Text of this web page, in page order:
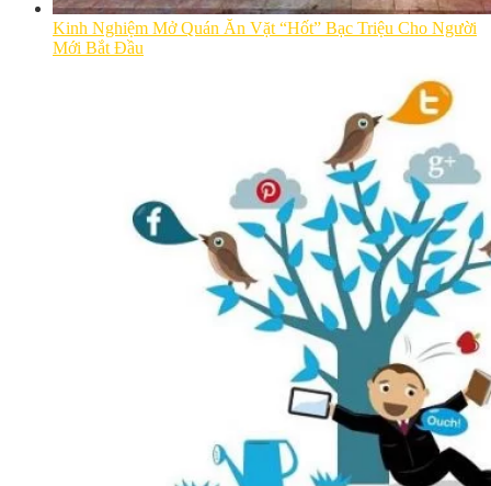
Kinh Nghiệm Mở Quán Ăn Vặt “Hốt” Bạc Triệu Cho Người
Mới Bắt Đầu